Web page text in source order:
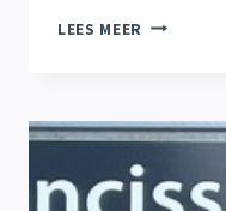
LEES MEER DIT
SENIOREN
EN
BEGINT
FASE